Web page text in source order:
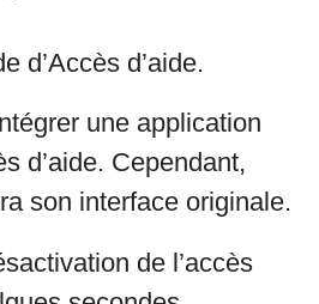
d’Accès d’aide.
une application
d’aide. Cependant,
son interface originale.
de l’accès